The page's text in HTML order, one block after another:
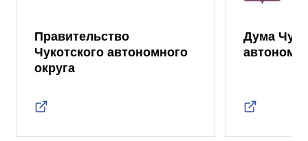
Правительство
Чукотского автономного
округа
Дума